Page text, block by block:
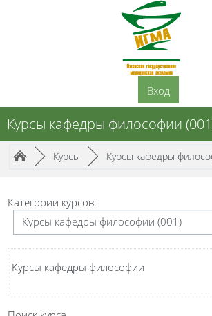
Перейти к основному содержанию
Вход
Курсы кафедры философии
Путь к странице
/► Курсы /► Курсы кафедры
Категории курсов:
Курсы кафедры философии